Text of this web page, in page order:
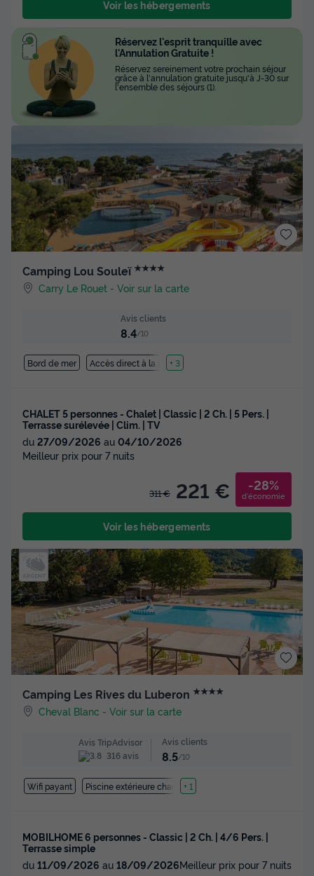
Voir les hébergements
Camping Lou Souleï ★★★★
Carry Le Rouet -Voir sur la carte
Avis clients
8.4/10
Bord de mer Accès direct à la plage
+ 3
CHALET 5 personnes - Chalet | Classic | 2 Ch. | 5 Pers. |
Terrasse surélevée | Clim. | TV
du 27/09/2026 au 04/10/2026
Meilleur prix pour 7 nuits
311 € 221 € -28%
d'économie
Voir les hébergements
Camping Les Rives du Luberon ★★★★
Cheval Blanc -Voir sur la carte
Avis TripAdvisor
316 avis
Avis clients
8.5/10
Wifi payant Piscine extérieure chauffée
+ 1
MOBILHOME 6 personnes - Classic | 2 Ch. | 4/6 Pers. |
Terrasse simple
du 11/09/2026 au 18/09/2026Meilleur prix pour 7 nuits
Réservez l'esprit tranquille avec
l'Annulation Gratuite !
Réservez sereinement votre prochain séjour
grâce à l'annulation gratuite jusqu'à J-30 sur
l'ensemble des séjours (1).